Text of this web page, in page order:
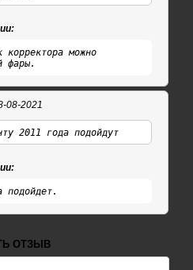
корректора можно
фары.
08-2021
2011 года подойдут
подойдет.
ОТЗЫВ